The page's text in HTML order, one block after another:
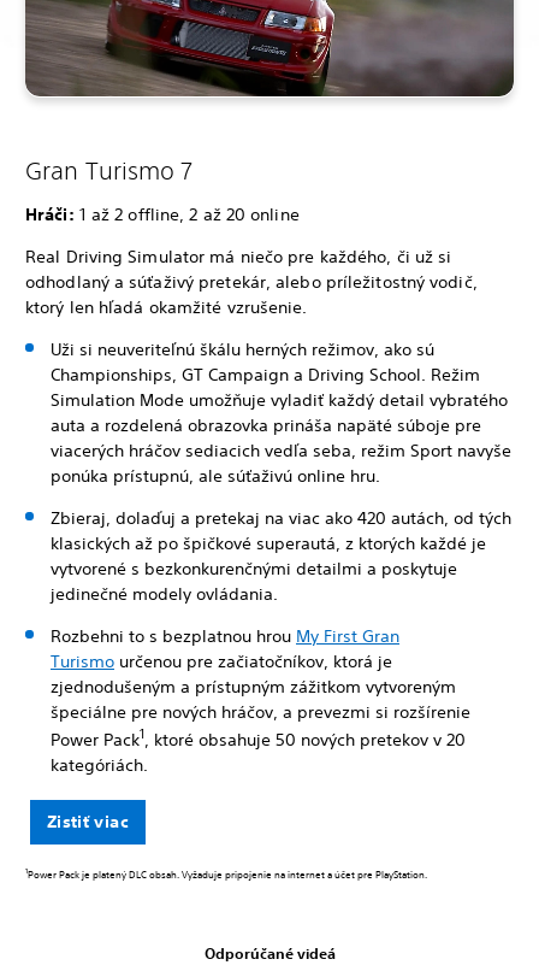
Gran Turismo 7
Hráči: 1 až 2 offline, 2 až 20 online
Real Driving Simulator má niečo pre každého, či už si
odhodlaný a súťaživý pretekár, alebo príležitostný vodič,
ktorý len hľadá okamžité vzrušenie.
Uži si neuveriteľnú škálu herných režimov, ako sú
Championships, GT Campaign a Driving School. Režim
Simulation Mode umožňuje vyladiť každý detail vybratého
auta a rozdelená obrazovka prináša napäté súboje pre
viacerých hráčov sediacich vedľa seba, režim Sport navyše
ponúka prístupnú, ale súťaživú online hru.
Zbieraj, dolaďuj a pretekaj na viac ako 420 autách, od tých
klasických až po špičkové superautá, z ktorých každé je
vytvorené s bezkonkurenčnými detailmi a poskytuje
jedinečné modely ovládania.
Rozbehni to s bezplatnou hrou My First Gran
Turismo určenou pre začiatočníkov, ktorá je
zjednodušeným a prístupným zážitkom vytvoreným
špeciálne pre nových hráčov, a prevezmi si rozšírenie
Power Pack1, ktoré obsahuje 50 nových pretekov v 20
kategóriách.
Zistiť viac
1Power Pack je platený DLC obsah. Vyžaduje pripojenie na internet a účet pre PlayStation.
Odporúčané videá